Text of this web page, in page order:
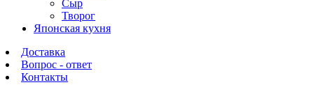
Сыр
Творог
Японская кухня
Доставка
Вопрос - ответ
Контакты